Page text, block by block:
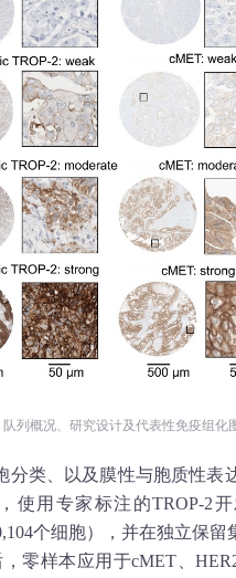
队列概况、研究设计及代表性免疫组化
分类、以及膜性与胞质性表
使用专家标注的TROP‑2
个细胞），并在独立保
零样本应用于cMET、